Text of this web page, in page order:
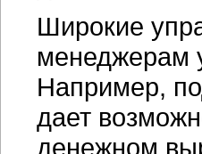
Широкие
менеджерам
Например,
дает
денежном